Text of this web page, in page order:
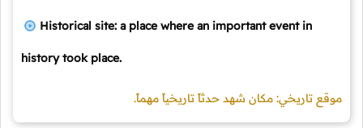
Historical site: a place where an important event in
history took place.
موقع تاريخي: مكان شهد حدثاً تاريخياً مهماً.